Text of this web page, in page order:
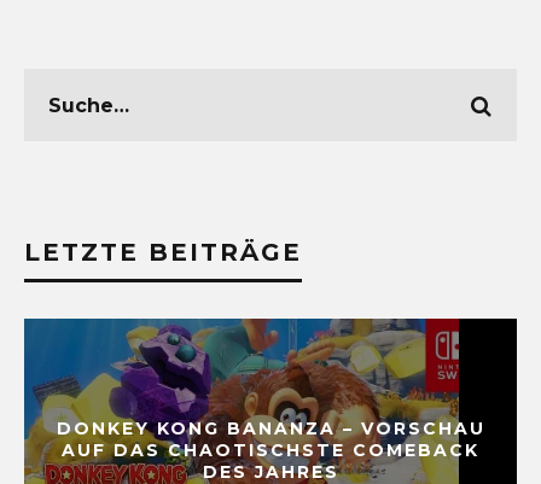
LETZTE BEITRÄGE
DONKEY KONG BANANZA – VORSCHAU
AUF DAS CHAOTISCHSTE COMEBACK
DES JAHRES